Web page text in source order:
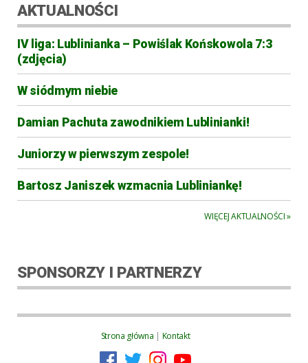
AKTUALNOŚCI
IV liga: Lublinianka – Powiślak Końskowola 7:3
(zdjęcia)
W siódmym niebie
Damian Pachuta zawodnikiem Lublinianki!
Juniorzy w pierwszym zespole!
Bartosz Janiszek wzmacnia Lubliniankę!
WIĘCEJ AKTUALNOŚCI »
SPONSORZY I PARTNERZY
Strona główna | Kontakt